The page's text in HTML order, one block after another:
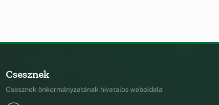
Csesznek
Csesznek önkormányzatának hivatalos weboldala